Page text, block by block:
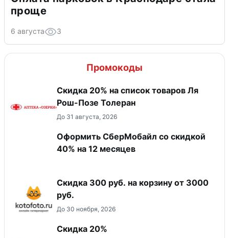
проще
6 августа 3
Промокоды
Скидка 20% на список товаров Ля
Рош-Позе Толеран
До 31 августа, 2026
Оформить СберМобайл со скидкой
40% на 12 месяцев
Скидка 300 руб. на корзину от 3000
руб.
До 30 ноября, 2026
Скидка 20%